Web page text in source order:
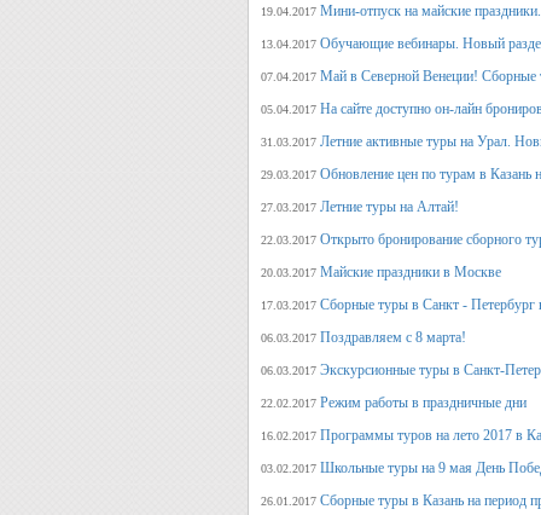
19.04.2017 Мини-отпуск на майские
13.04.2017 Обучающие вебинары. Новый
07.04.2017 Май в Северной Венеции! Сборные
05.04.2017 На сайте доступно он-лайн
31.03.2017 Летние активные туры на Урал.
29.03.2017 Обновление цен по турам в Казань
27.03.2017 Летние туры на Алтай!
22.03.2017 Открыто бронирование сборного
20.03.2017 Майские праздники в Москве
17.03.2017 Сборные туры в Санкт - Петербург
06.03.2017 Поздравляем с 8 марта!
06.03.2017 Экскурсионные туры в Санкт-
22.02.2017 Режим работы в праздничные дни
16.02.2017 Программы туров на лето 2017 в
03.02.2017 Школьные туры на 9 мая День
26.01.2017 Сборные туры в Казань на период